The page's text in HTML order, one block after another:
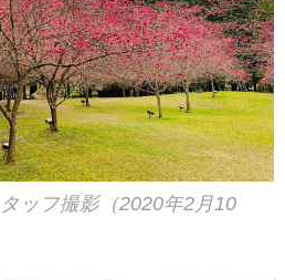
ッフ撮影（2020年2月10